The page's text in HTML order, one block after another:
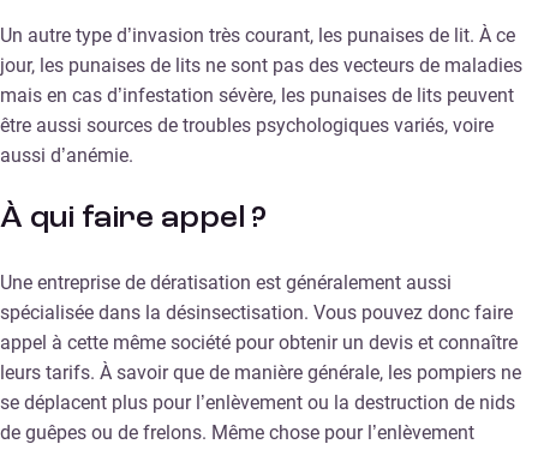
Un autre type d’invasion très courant, les punaises de lit. À ce
jour, les punaises de lits ne sont pas des vecteurs de maladies
mais en cas d’infestation sévère, les punaises de lits peuvent
être aussi sources de troubles psychologiques variés, voire
aussi d’anémie.
À qui faire appel ?
Une entreprise de dératisation est généralement aussi
spécialisée dans la désinsectisation. Vous pouvez donc faire
appel à cette même société pour obtenir un devis et connaître
leurs tarifs. À savoir que de manière générale, les pompiers ne
se déplacent plus pour l’enlèvement ou la destruction de nids
de guêpes ou de frelons. Même chose pour l’enlèvement